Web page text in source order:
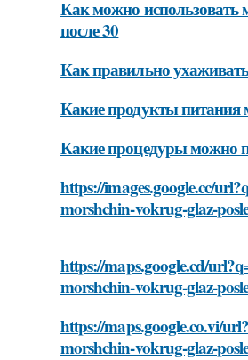
Как можно использовать
после 30
Как правильно
Какие продукты питания
Какие процедуры можно
https://images.google.cc/
morshchin-vokrug-glaz-
https://maps.google.cd/
morshchin-vokrug-glaz-
https://maps.google.co.vi/
morshchin-vokrug-glaz-